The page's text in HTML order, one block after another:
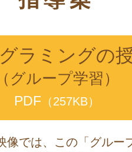
ラミングの
（グループ学習）
PDF （257KB）
像では、この「グルー